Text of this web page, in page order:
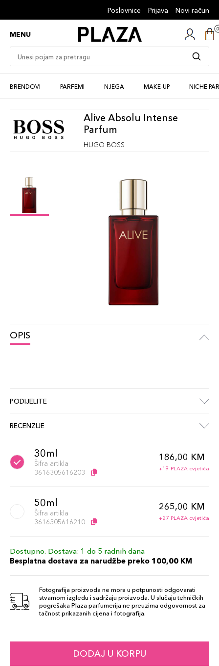
Poslovnice Prijava Novi račun
MENU
BRENDOVI PARFEMI NJEGA MAKE-UP NICHE
Alive Absolu Intense
Parfum
HUGO BOSS
OPIS
PODIJELITE
RECENZIJE
30ml
Šifra artikla
3616305616203
186,00 KM
+19 PLAZA cvjetića
50ml
Šifra artikla
3616305616210
265,00 KM
+27 PLAZA cvjetića
Dostupno. Dostava: 1 do 5 radnih dana
Besplatna dostava za narudžbe preko 100,00 KM
Fotografija proizvoda ne mora u potpunosti odgovarati
stvarnom izgledu i sadržaju proizvoda. U slučaju tehničkih
pogrešaka Plaza parfumerija ne preuzima odgovornost za
tačnost prikazanih cijena i fotografija.
DODAJ U KORPU